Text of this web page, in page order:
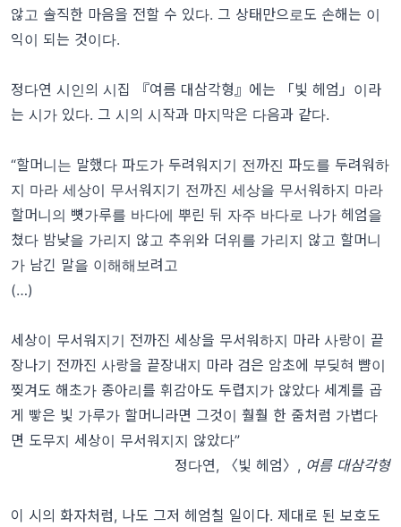
않고 솔직한 마음을 전할 수 있다. 그 상태만으로도 손해는 이
익이 되는 것이다.
정다연 시인의 시집 『여름 대삼각형』에는 「빛 헤엄」이라
는 시가 있다. 그 시의 시작과 마지막은 다음과 같다.
“할머니는 말했다 파도가 두려워지기 전까진 파도를 두려워하
지 마라 세상이 무서워지기 전까진 세상을 무서워하지 마라
할머니의 뼛가루를 바다에 뿌린 뒤 자주 바다로 나가 헤엄을
쳤다 밤낮을 가리지 않고 추위와 더위를 가리지 않고 할머니
가 남긴 말을 이해해보려고
(…)
세상이 무서워지기 전까진 세상을 무서워하지 마라 사랑이 끝
장나기 전까진 사랑을 끝장내지 마라 검은 암초에 부딪혀 뺨이
찢겨도 해초가 종아리를 휘감아도 두렵지가 않았다 세계를 곱
게 빻은 빛 가루가 할머니라면 그것이 훨훨 한 줌처럼 가볍다
면 도무지 세상이 무서워지지 않았다”
정다연, 〈빛 헤엄〉, 여름 대삼각형
이 시의 화자처럼, 나도 그저 헤엄칠 일이다. 제대로 된 보호도